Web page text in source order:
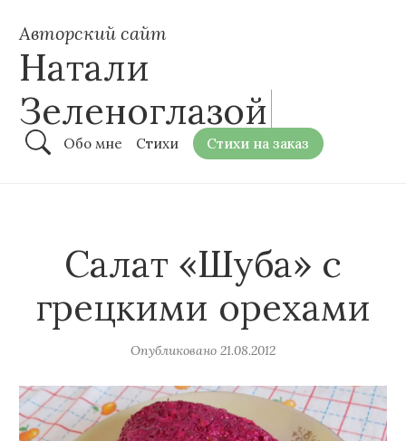
Авторский сайт
Натали
Зеленоглазой
Обо мне Стихи Стихи на заказ
Салат «Шуба» с
грецкими орехами
Опубликовано 21.08.2012